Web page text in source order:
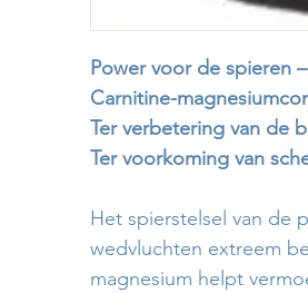
Power voor de spieren
Carnitine-
Ter verbetering van de
Ter voorkoming van
Het spierstelsel van de
wedvluchten extreem
magnesium helpt